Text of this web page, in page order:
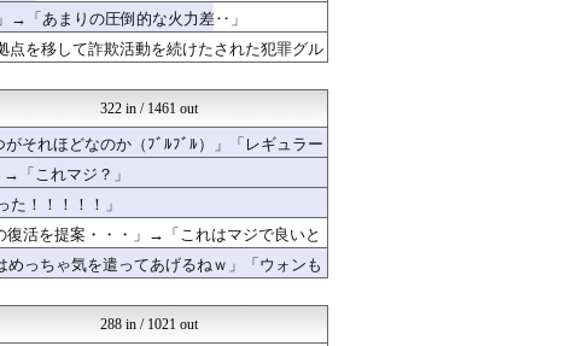
日本と韓国は敵か？味方か？...
Ask Reddit まと...
ニチカン！
ガラパゴスジャパン - 海...
Red4 海外の反応まとめ
海外のお前ら 海外の反応
海外の万国反応記＠海外の反...
海外トークログ
かんにゅー -韓国の反応-
ニチカン！
海外報道翻訳所
QQQ(海外の反応)
→「あまりの圧倒的な火力差‥」
を移して詐欺活動を続けたされた犯罪グル
322 in / 1461 out
それほどなのか（ﾌﾞﾙﾌﾞﾙ）」「レギュラー
「これマジ？」
！！！！！」
復活を提案・・・」→「これはマジで良いと
やめてくれ、勝っても負けても後味が悪
っちゃ気を遣ってあげるねｗ」「ウォンも
288 in / 1021 out